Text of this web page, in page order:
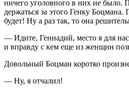
ничего уголовного в них не было.
держаться за этого Генку
будет! Ну а раз так, то она
— Идите, Геннадий, место я для
и вправду с кем еще из женщин
Довольный Боцман коротко
— Ну, я отчалил!